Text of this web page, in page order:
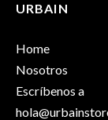
URBAIN
Home
Nosotros
Escríbenos a